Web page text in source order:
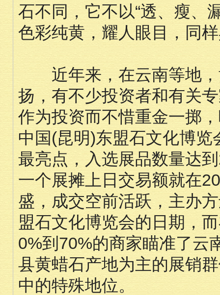
石不同，它不以“透、瘦、
色彩纯黄，耀人眼目，同
近年来，在云南等地，
扬，有不少投资者和有关
作为投资而不惜重金一掷
中国(昆明)东盟石文化博
最亮点，入选展品数量达
一个展摊上日交易额就在
盛，成交空前活跃，主办
盟石文化博览会的日期，
0%到70%的商家瞄准了云
县黄蜡石产地为主的展销
中的特殊地位。